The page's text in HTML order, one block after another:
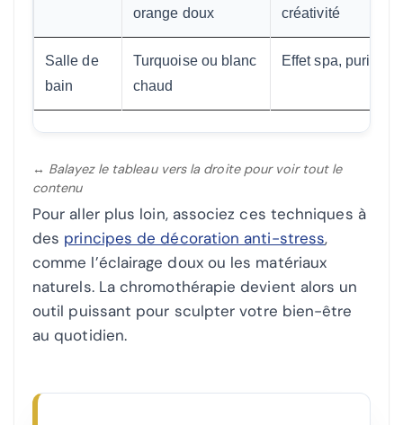
orange doux
créativité
Salle de
bain
Turquoise ou blanc
chaud
Effet spa,
↔ Balayez le tableau vers la droite pour voir tout le
contenu
Pour aller plus loin, associez ces techniques à
des principes de décoration anti-stress,
comme l’éclairage doux ou les matériaux
naturels. La chromothérapie devient alors un
outil puissant pour sculpter votre bien-être
au quotidien.